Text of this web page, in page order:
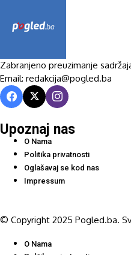
Zabranjeno preuzimanje
Email: redakcija@pogled.ba
Upoznaj nas
O Nama
Politika privatnosti
Oglašavaj se kod nas
Impressum
© Copyright 2025 Pogled.ba.
O Nama